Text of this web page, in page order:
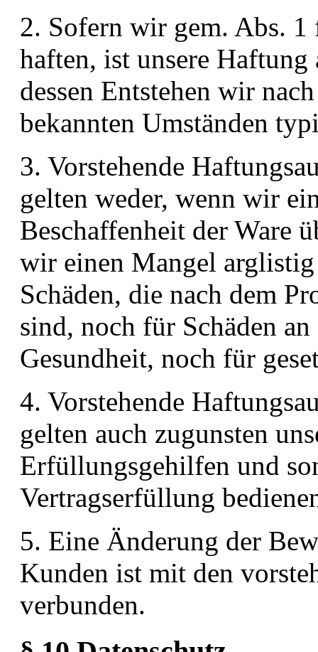
2. Sofern wir gem. Abs.
haften, ist unsere
dessen Entstehen wir
bekannten Umständen
3. Vorstehende
gelten weder, wenn wir
Beschaffenheit der Ware
wir einen Mangel
Schäden, die nach dem
sind, noch für Schäden
Gesundheit, noch für
4. Vorstehende
gelten auch zugunsten
Erfüllungsgehilfen und
Vertragserfüllung
5. Eine Änderung der
Kunden ist mit den
verbunden.